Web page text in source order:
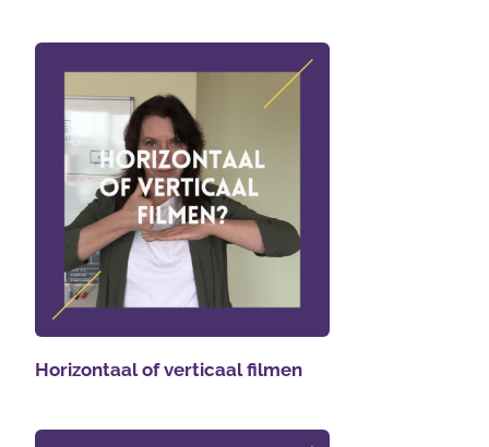
Horizontaal of verticaal filmen